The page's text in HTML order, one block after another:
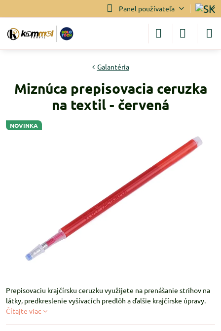
Panel používateľa
NOVINKA
Galantéria
Miznúca prepisovacia ceruzka
na textil - červená
Prepisovaciu krajčírsku ceruzku využijete na prenášanie strihov na
látky, predkreslenie vyšívacích predlôh a ďalšie krajčírske úpravy.
Čítajte viac